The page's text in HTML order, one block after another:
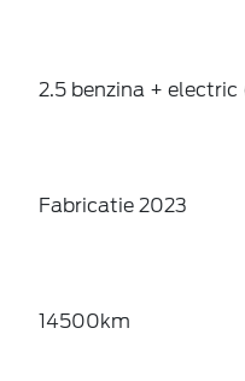
2.5 benzina +
Fabricatie 2023
14500km